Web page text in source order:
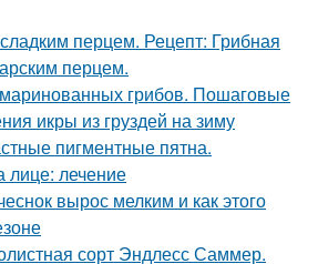
перцем. Рецепт: Грибная
перцем.
грибов. Пошаговые
икры из груздей на зиму
пигментные пятна.
лице: лечение
вырос мелким и как этого
сорт Эндлесс Саммер.